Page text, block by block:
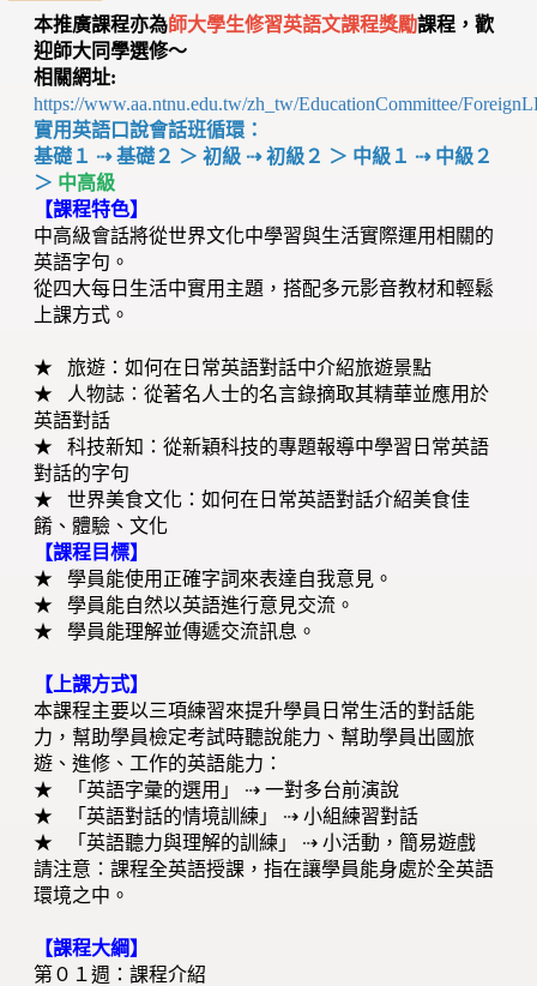
本推廣課程亦為師大學生修習英語文課程獎勵課程，歡
迎師大同學選修～
相關網址:
https://www.aa.ntnu.edu.tw/zh_tw/EducationCommittee/
實用英語口說會話班循環：
基礎１ ⇢ 基礎２ ＞ 初級 ⇢ 初級２ ＞ 中級１ ⇢ 中級２
＞ 中高級
【課程特色】
中高級會話將從世界文化中學習與生活實際運用相關的
英語字句。
從四大每日生活中實用主題，搭配多元影音教材和輕鬆
上課方式。
★ 旅遊：如何在日常英語對話中介紹旅遊景點
★ 人物誌：從著名人士的名言錄摘取其精華並應用於
英語對話
★ 科技新知：從新穎科技的專題報導中學習日常英語
對話的字句
★ 世界美食文化：如何在日常英語對話介紹美食佳
餚、體驗、文化
【課程目標】
★ 學員能使用正確字詞來表達自我意見。
★ 學員能自然以英語進行意見交流。
★ 學員能理解並傳遞交流訊息。
【上課方式】
本課程主要以三項練習來提升學員日常生活的對話能
力，幫助學員檢定考試時聽說能力、幫助學員出國旅
遊、進修、工作的英語能力：
★ 「英語字彙的選用」 ⇢ 一對多台前演說
★ 「英語對話的情境訓練」 ⇢ 小組練習對話
★ 「英語聽力與理解的訓練」 ⇢ 小活動，簡易遊戲
請注意：課程全英語授課，指在讓學員能身處於全英語
環境之中。
【課程大綱】
第０１週：課程介紹